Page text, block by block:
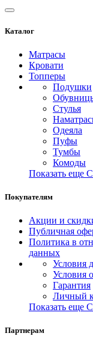
Каталог
Матрасы
Кровати
Топперы
Подушки
Стулья
Одеяла
Пуфы
Тумбы
Комоды
Показать еще
Покупателям
Акции и
Публичная
Политика в
данных
Условия
Условия
Гарантия
Личный
Показать еще
Партнерам